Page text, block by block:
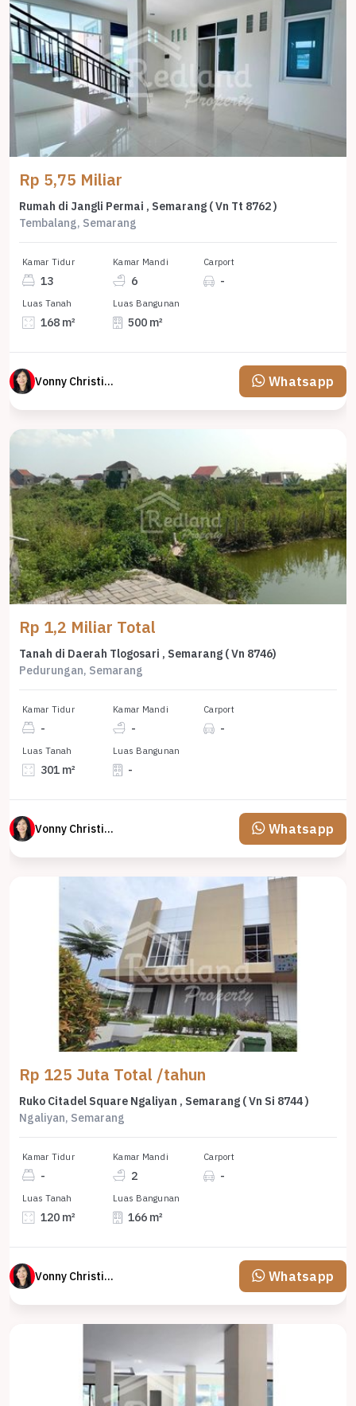
Rp 5,75 Miliar
Rumah di Jangli Permai , Semarang ( Vn Tt 8762 )
Tembalang, Semarang
Kamar Tidur
13
Kamar Mandi
6
Carport
-
Luas Tanah
168 m²
Luas Bangunan
500 m²
Vonny Christina Whatsapp
Rp 1,2 Miliar Total
Tanah di Daerah Tlogosari , Semarang ( Vn 8746)
Pedurungan, Semarang
Kamar Tidur
-
Kamar Mandi
-
Carport
-
Luas Tanah
301 m²
Luas Bangunan
-
Vonny Christina Whatsapp
Rp 125 Juta Total /tahun
Ruko Citadel Square Ngaliyan , Semarang ( Vn Si 8744 )
Ngaliyan, Semarang
Kamar Tidur
-
Kamar Mandi
2
Carport
-
Luas Tanah
120 m²
Luas Bangunan
166 m²
Vonny Christina Whatsapp